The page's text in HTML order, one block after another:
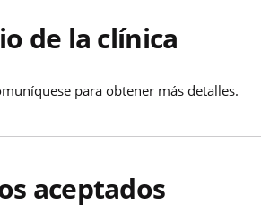
de la clínica
para obtener más detalles.
aceptados